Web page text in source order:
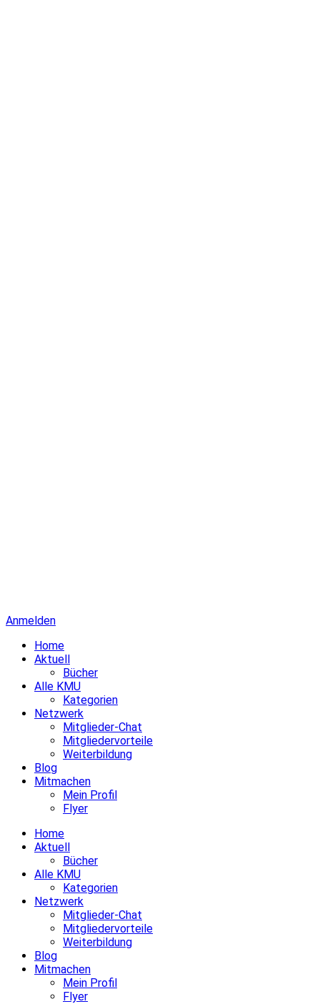
Anmelden
Home
Aktuell
Bücher
Alle KMU
Kategorien
Netzwerk
Mitglieder-Chat
Mitgliedervorteile
Weiterbildung
Blog
Mitmachen
Mein Profil
Flyer
Home
Aktuell
Bücher
Alle KMU
Kategorien
Netzwerk
Mitglieder-Chat
Mitgliedervorteile
Weiterbildung
Blog
Mitmachen
Mein Profil
Flyer